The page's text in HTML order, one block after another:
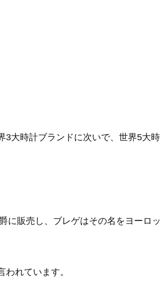
大時計ブランドに次いで、世界5大
に販売し、ブレゲはその名をヨーロ
れています。